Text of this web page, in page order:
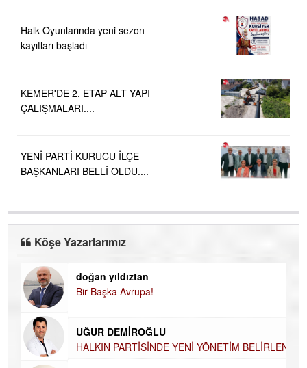
Halk Oyunlarında yeni sezon
kayıtları başladı
KEMER'DE 2. ETAP ALT YAPI
ÇALIŞMALARI....
YENİ PARTİ KURUCU İLÇE
BAŞKANLARI BELLİ OLDU....
Köşe Yazarlarımız
doğan yıldıztan
Bir Başka Avrupa!
UĞUR DEMİROĞLU
HALKIN PARTİSİNDE YENİ YÖNETİM
BELİRLENDİ…